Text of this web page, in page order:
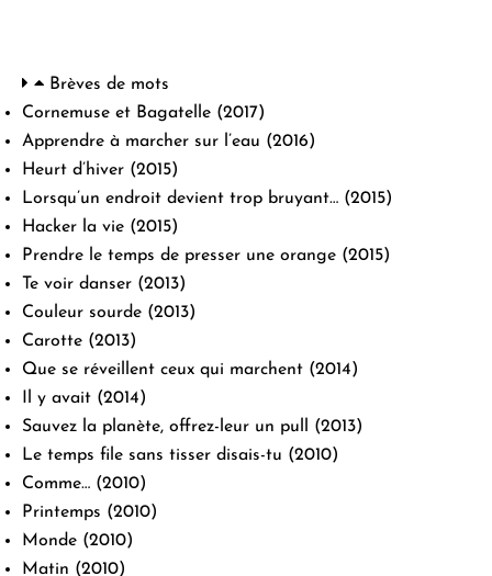
Brèves de mots
Cornemuse et Bagatelle (2017)
Apprendre à marcher sur l’eau (2016)
Heurt d’hiver (2015)
Lorsqu’un endroit devient trop bruyant… (2015)
Hacker la vie (2015)
Prendre le temps de presser une orange (2015)
Te voir danser (2013)
Couleur sourde (2013)
Carotte (2013)
Que se réveillent ceux qui marchent (2014)
Il y avait (2014)
Sauvez la planète, offrez-leur un pull
(2013)
Le temps file sans tisser disais-tu (2010)
Comme… (2010)
Printemps (2010)
Monde (2010)
Matin (2010)